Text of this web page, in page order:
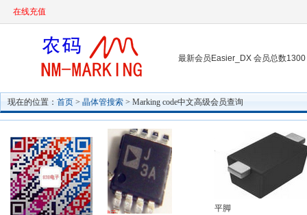
在线充值
最新会员Easier_DX 会员总数1300
现在的位置： 首页 > 晶体管搜索 > Marking code中文高级会员查询
平脚